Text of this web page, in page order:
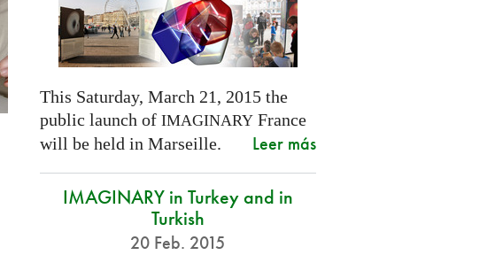
This Saturday, March 21, 2015 the
public launch of IMAGINARYFrance
will be held in Marseille.
Leer más
IMAGINARY in Turkey and in
Turkish
20 Feb. 2015